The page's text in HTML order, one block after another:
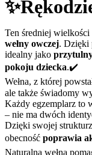
Ten średniej
wełny owczej. Dzięki
idealny jako
pokoju dziecka.✔️
Wełna, z której
ale także świadomy
Każdy egzemplarz to
– nie ma dwóch
Dzięki swojej
obecność poprawia
Naturalna wełna